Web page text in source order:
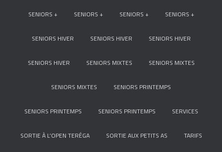
SENIORS + SENIORS + SENIORS + SENIORS +
SENIORS HIVER SENIORS HIVER SENIORS HIVER
SENIORS HIVER SENIORS MIXTES SENIORS MIXTES
SENIORS MIXTES SENIORS PRINTEMPS
SENIORS PRINTEMPS SENIORS PRINTEMPS SERVICES
SORTIE À L’OPEN TERÉGA SORTIE AUX PETITS AS TARIFS